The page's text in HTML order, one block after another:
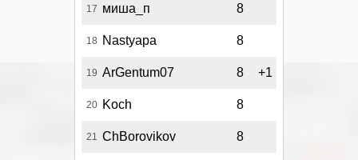
17 миша_п 8
18 Nastyapa 8
19 ArGentum07 8 +1
20 Koch 8
21 ChBorovikov 8